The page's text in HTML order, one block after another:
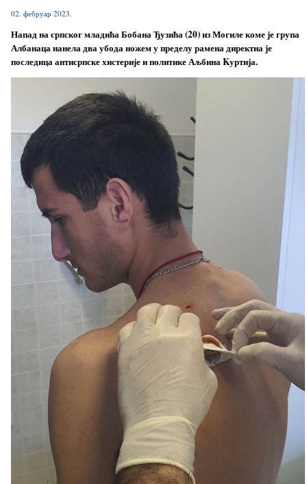
02. фебруар 2023.
Напад на српског младића Бобана Ђузића (20) из Могиле коме је група
Албанаца нанела два убода ножем у пределу рамена директна је
последица антисрпске хистерије и политике Аљбина Kуртија.